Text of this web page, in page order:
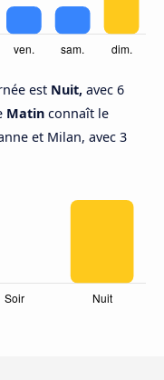
est Nuit, avec 6
Matin connaît le
et Milan, avec 3